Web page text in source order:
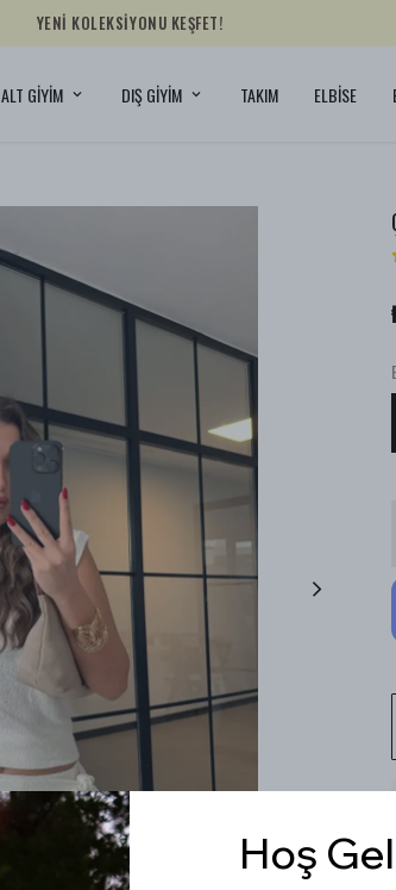
YENİ KOLEKSİYONU KEŞFET!
ALT GİYİM DIŞ GİYİM TAKIM ELBİSE
Hoş